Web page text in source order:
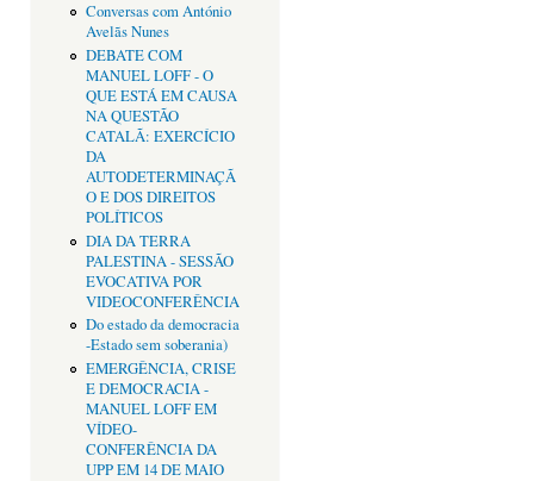
Conversas com António
Avelãs Nunes
DEBATE COM
MANUEL LOFF - O
QUE ESTÁ EM CAUSA
NA QUESTÃO
CATALÃ: EXERCÍCIO
DA
AUTODETERMINAÇÃ
O E DOS DIREITOS
POLÍTICOS
DIA DA TERRA
PALESTINA - SESSÃO
EVOCATIVA POR
VIDEOCONFERÊNCIA
Do estado da democracia
-Estado sem soberania)
EMERGÊNCIA, CRISE
E DEMOCRACIA -
MANUEL LOFF EM
VÍDEO-
CONFERÊNCIA DA
UPP EM 14 DE MAIO